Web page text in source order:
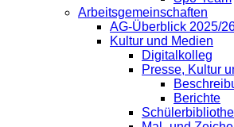
Arbeitsgemeinschaften
AG-Überblick 2025/
Kultur und Medien
Digitalkolleg
Presse, Kultur
Berichte